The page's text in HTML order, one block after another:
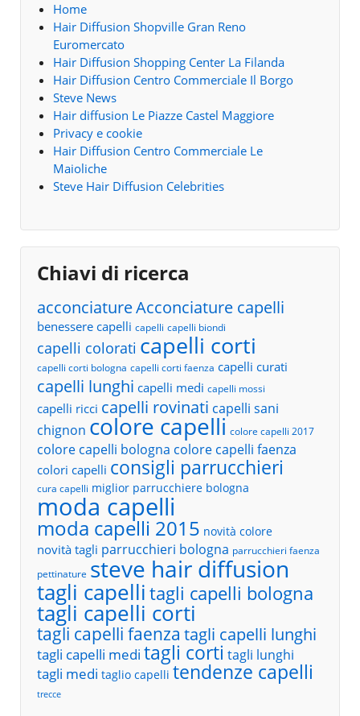
Home
Hair Diffusion Shopville Gran Reno
Euromercato
Hair Diffusion Shopping Center La Filanda
Hair Diffusion Centro Commerciale Il Borgo
Steve News
Hair diffusion Le Piazze Castel Maggiore
Privacy e cookie
Hair Diffusion Centro Commerciale Le
Maioliche
Steve Hair Diffusion Celebrities
Chiavi di ricerca
acconciatureAcconciature capelli
benessere capelli capelli capelli biondi
capelli colorati capelli corti
capelli corti bologna capelli corti faenza capelli curati
capelli lunghi capelli medi capelli mossi
capelli ricci capelli rovinati capelli sani
chignon colore capelli colore capelli 2017
colore capelli bologna colore capelli faenza
colori capelli consigli parrucchieri
cura capelli miglior parrucchiere bologna
moda capelli
moda capelli 2015 novità colore
novità tagli parrucchieri bologna parrucchieri faenza
pettinature steve hair diffusion
tagli capelli tagli capelli bologna
tagli capelli corti
tagli capelli faenza tagli capelli lunghi
tagli capelli medi tagli corti tagli lunghi
tagli medi taglio capelli tendenze capelli
trecce